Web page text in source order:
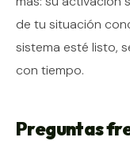
de tu situación
sistema esté listo,
con tiempo.
Preguntas